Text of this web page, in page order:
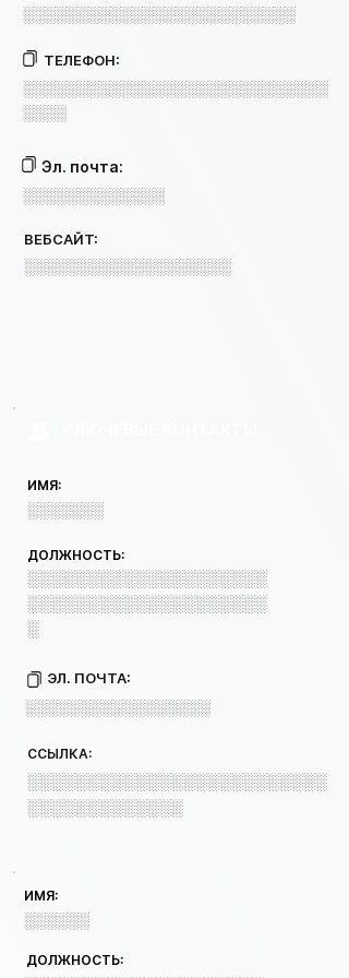
░░░░░░░░░░░░░░░░░░░░░░░░░
ТЕЛЕФОН:
░░░░░░░░░░░░░░░░░░░░░░░░░░░░
░░░░
Эл. почта:
░░░░░░░░░░░░░
ВЕБСАЙТ:
░░░░░░░░░░░░░░░░░░░
ИМЯ:
░░░░░░░
ДОЛЖНОСТЬ:
░░░░░░░░░░░░░░░░░░░░
░░░░░░░░░░░░░░░░░░░░
░
ЭЛ. ПОЧТА:
░░░░░░░░░░░░░░░░░
ССЫЛКА:
░░░░░░░░░░░░░░░░░░░░░░░░░
░░░░░░░░░░░░░
ИМЯ:
░░░░░░
ДОЛЖНОСТЬ: